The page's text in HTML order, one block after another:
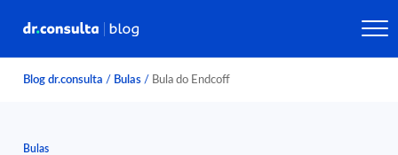
Blog dr.consulta / Bulas / Bula do Endcoff
Bulas